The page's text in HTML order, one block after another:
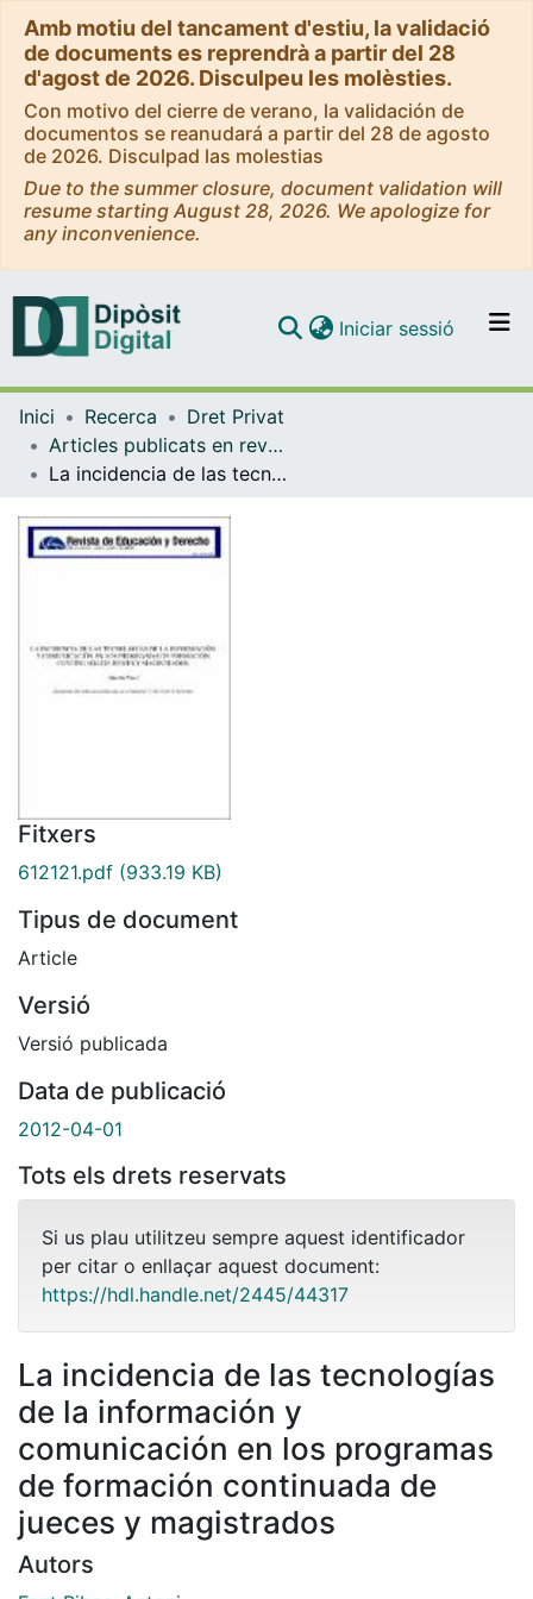
Amb motiu del tancament d'estiu, la validació
de documents es reprendrà a partir del 28
d'agost de 2026. Disculpeu les molèsties.
Con motivo del cierre de verano, la validación de
documentos se reanudará a partir del 28 de agosto
de 2026. Disculpad las molestias
Due to the summer closure, document validation will
resume starting August 28, 2026. We apologize for
any inconvenience.
Navega per tot el DD
Iniciar sessió (current)
Inici Recerca
Dret Privat
Articles publicats en revistes (Dret Privat)
La incidencia de las tecnologías de la información y comunicación en los programas de formación continuada de jueces y magistrados
Fitxers
612121.pdf (933.19 KB)
Tipus de document
Article
Versió
Versió publicada
Data de publicació
2012-04-01
Tots els drets reservats
Si us plau utilitzeu sempre aquest identificador
per citar o enllaçar aquest document:
https://hdl.handle.net/2445/44317
La incidencia de las tecnologías
de la información y
comunicación en los programas
de formación continuada de
jueces y magistrados
Autors